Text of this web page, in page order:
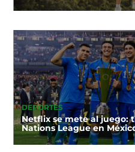
DEPORTES
Netflix se mete al juego:
Nations League en